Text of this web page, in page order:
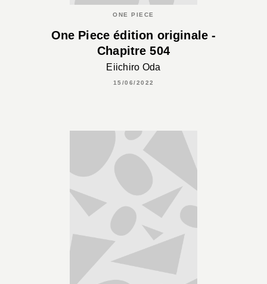
ONE PIECE
One Piece édition originale -
Chapitre 504
Eiichiro Oda
15/06/2022